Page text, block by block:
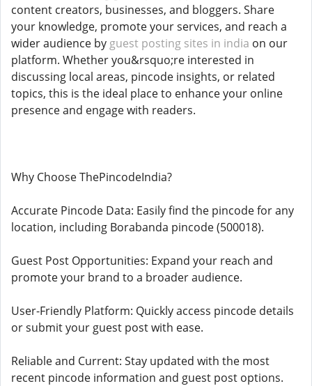
content creators, businesses, and bloggers. Share
your knowledge, promote your services, and reach a
wider audience by guest posting sites in india on our
platform. Whether you&rsquo;re interested in
discussing local areas, pincode insights, or related
topics, this is the ideal place to enhance your online
presence and engage with readers.
Why Choose ThePincodeIndia?
Accurate Pincode Data: Easily find the pincode for any
location, including Borabanda pincode (500018).
Guest Post Opportunities: Expand your reach and
promote your brand to a broader audience.
User-Friendly Platform: Quickly access pincode details
or submit your guest post with ease.
Reliable and Current: Stay updated with the most
recent pincode information and guest post options.